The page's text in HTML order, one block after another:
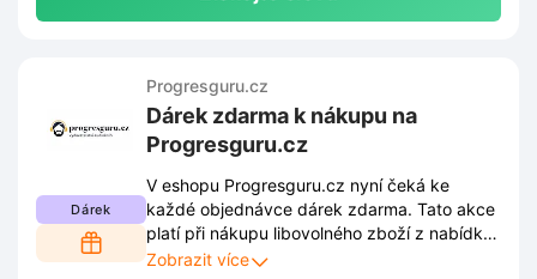
Dárek
Progresguru.cz
Dárek zdarma k nákupu na
Progresguru.cz
V eshopu Progresguru.cz nyní čeká ke
každé objednávce dárek zdarma. Tato akce
platí při nákupu libovolného zboží z nabídky.
Stačí dokončit objednávku a vybraný bonus
Zobrazit více